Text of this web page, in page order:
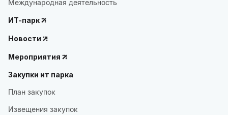
Международная деятельность
ИТ-парк
Новости
Мероприятия
Закупки ит парка
План закупок
Извещения закупок